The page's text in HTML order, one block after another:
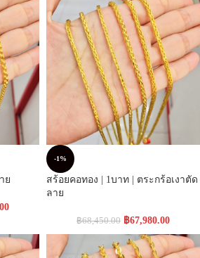
ย
-1%
สร้อยคอทอง | 1บาท | ตระกร้อเงาตัด
ลาย
฿68,450.00 ฿67,980.00